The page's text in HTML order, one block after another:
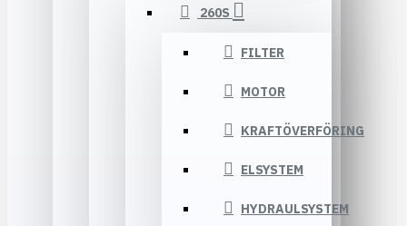
260S
FILTER
MOTOR
KRAFTÖVERFÖRING
ELSYSTEM
HYDRAULSYSTEM